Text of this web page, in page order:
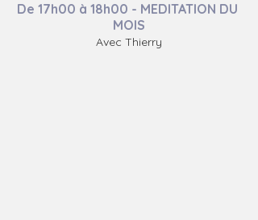
De 17h00 à 18h00 - MEDITATION DU
MOIS
Avec Thierry